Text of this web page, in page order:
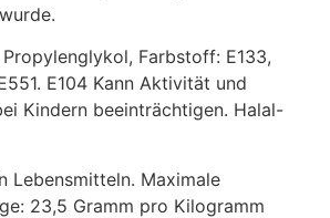
Farbstoff: E133,
E104 Kann Aktivität und
Kindern beeinträchtigen. Halal-
Lebensmitteln. Maximale
23,5 Gramm pro Kilogramm